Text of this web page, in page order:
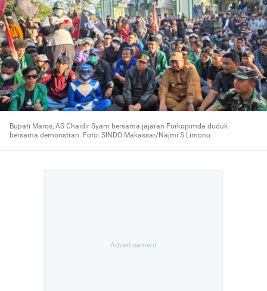
Bupati Maros, AS Chaidir Syam bersama jajaran Forkopimda duduk
bersama demonstran. Foto: SINDO Makassar/Najmi S Limonu